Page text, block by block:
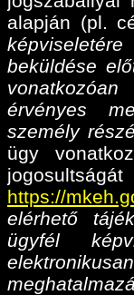
alapján (pl.
beküldése
érvényes
személy
ügy
https://
elérhető
ügyfél